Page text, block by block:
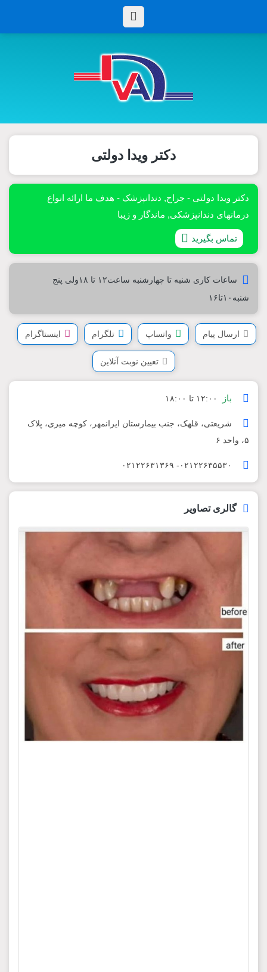
دکتر ویدا دولتی
دکتر ویدا دولتی - جراح, دندانپزشک - هدف ما ارائه انواع
درمانهای دندانپزشکی, ماندگار و زیبا
تماس بگیرید
ساعات کاری شنبه تا چهارشنبه ساعت۱۲ تا ۱۸ولی پنج
شنبه۱۰تا۱۶
ارسال پیام واتساپ تلگرام اینستاگرام
تعیین نوبت آنلاین
باز ۱۲:۰۰ تا ۱۸:۰۰
شریعتی، قلهک، جنب بیمارستان ایرانمهر، کوچه میری، پلاک
۵، واحد ۶
۰۲۱۲۲۶۳۵۵۳۰- ۰۲۱۲۲۶۳۱۳۶۹
گالری تصاویر